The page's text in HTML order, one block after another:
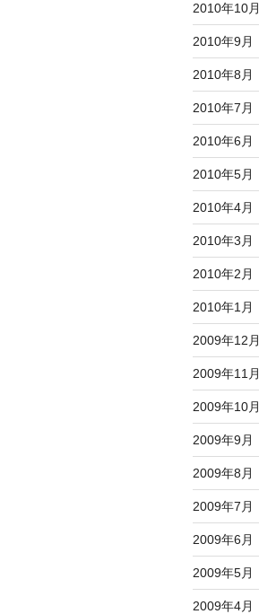
2010年10月
2010年9月
2010年8月
2010年7月
2010年6月
2010年5月
2010年4月
2010年3月
2010年2月
2010年1月
2009年12月
2009年11月
2009年10月
2009年9月
2009年8月
2009年7月
2009年6月
2009年5月
2009年4月